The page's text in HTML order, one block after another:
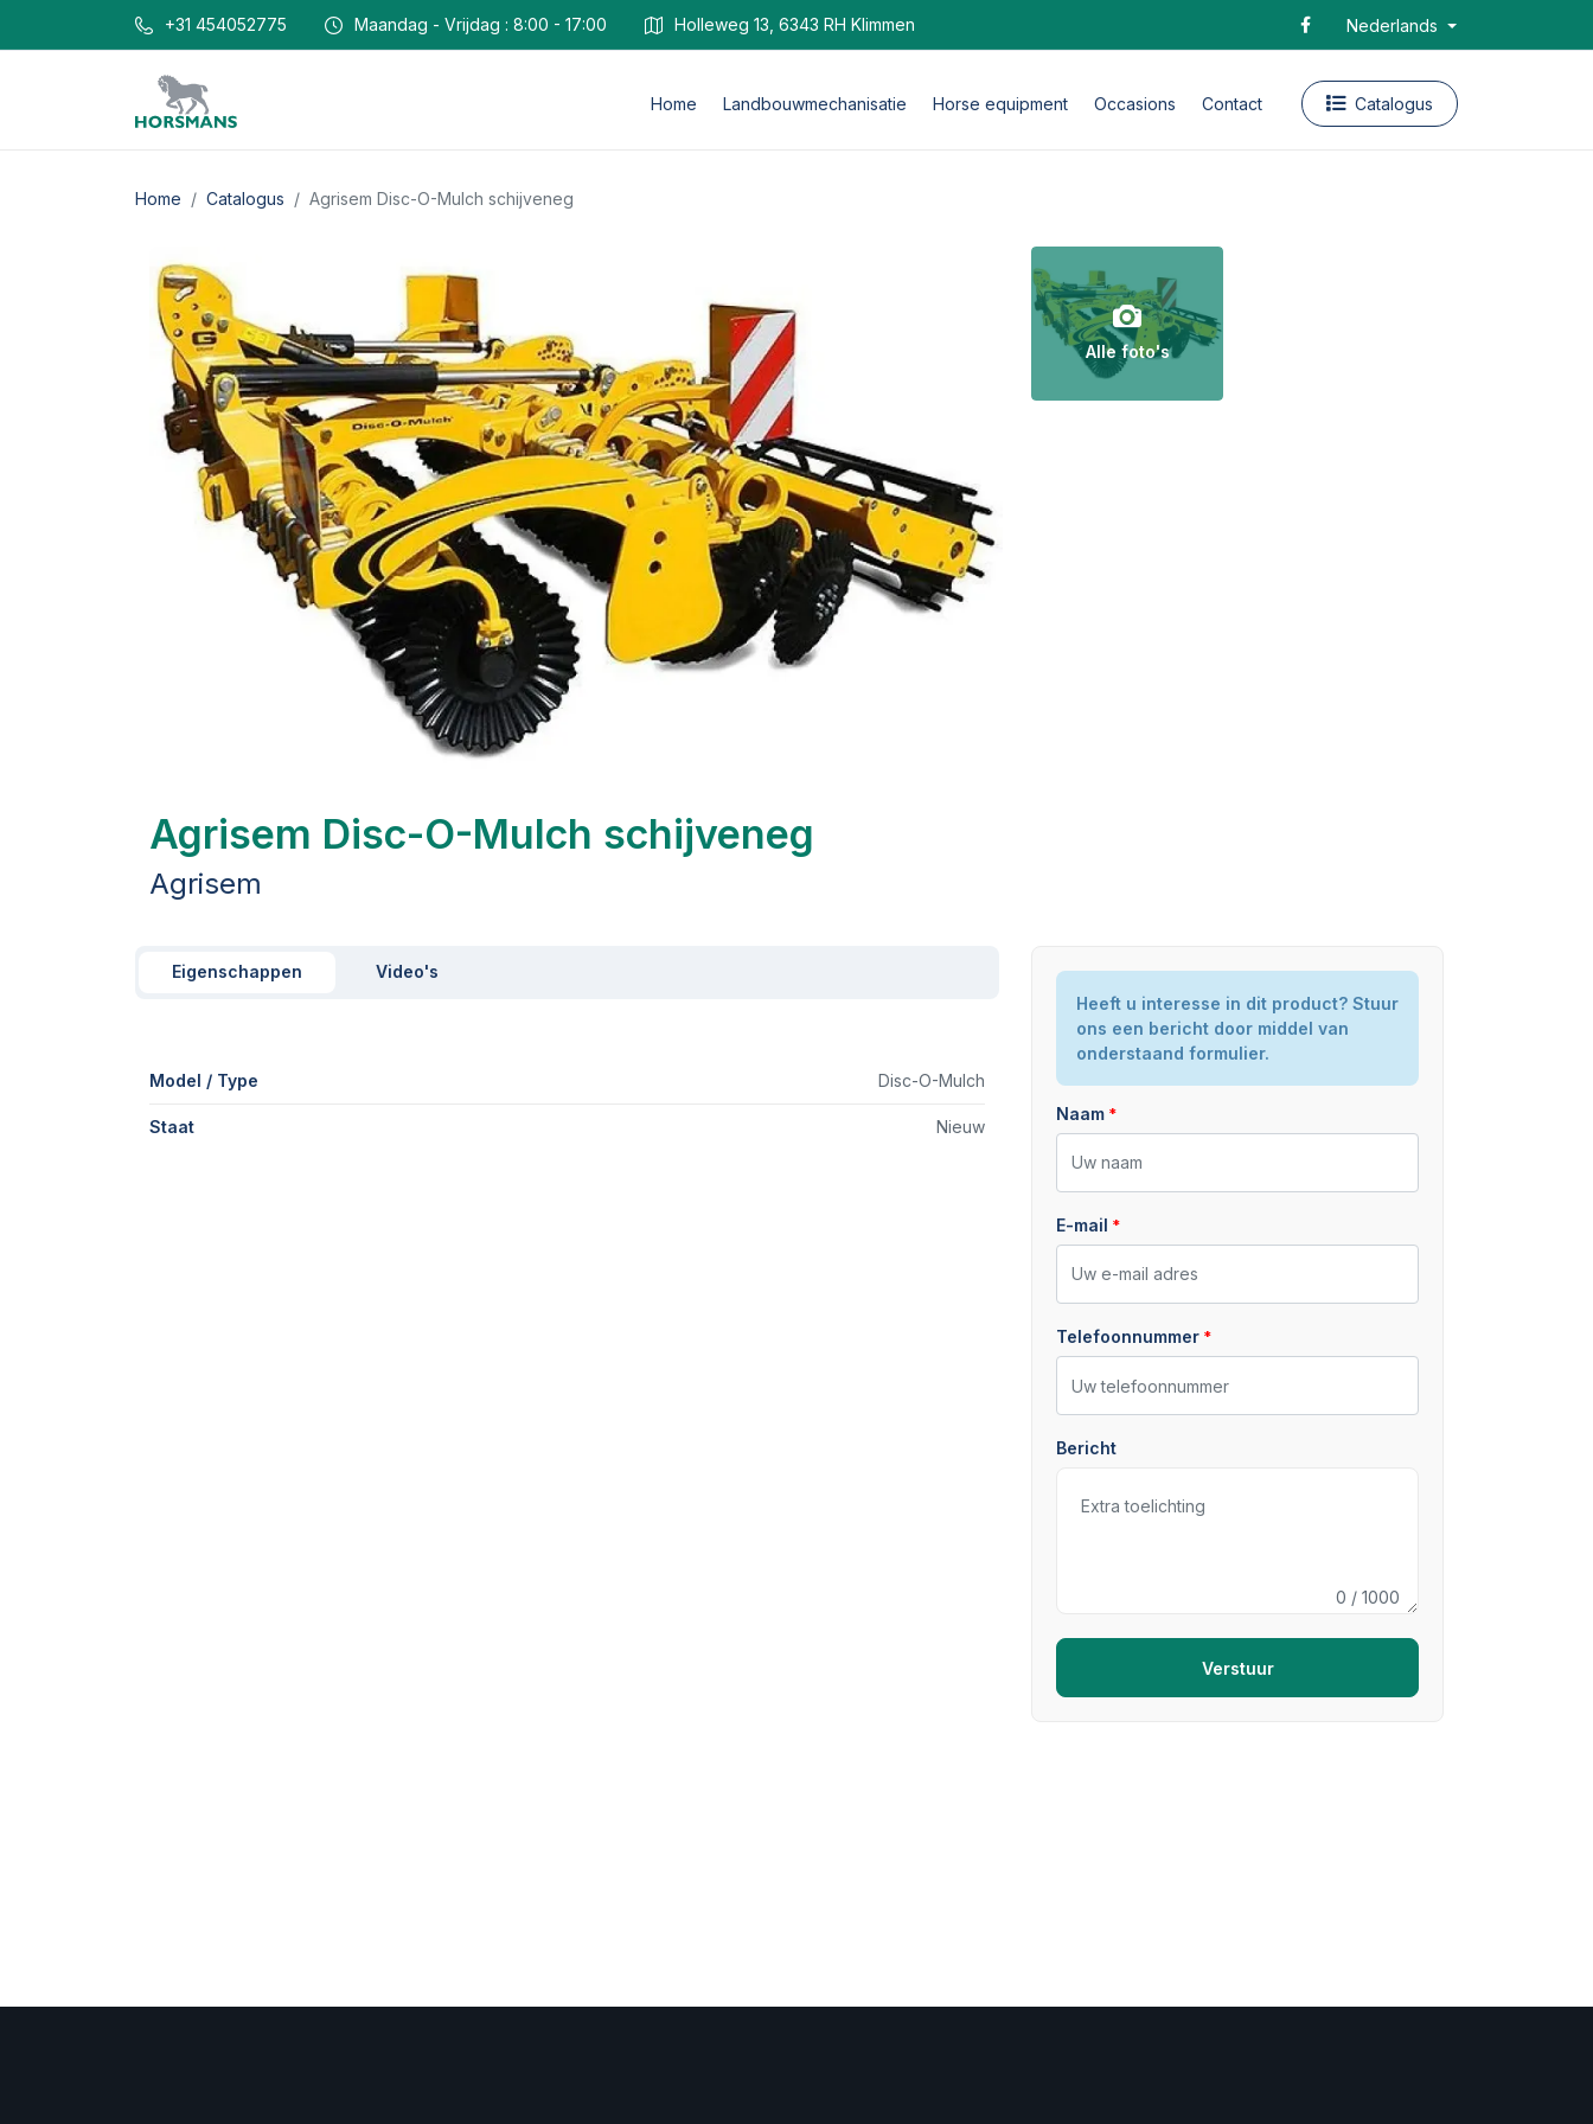
+31 454052775 Maandag - Vrijdag : 8:00 - 17:00 Holleweg 13, 6343 RH Klimmen Nederlands
Home Landbouwmechanisatie Horse equipment Occasions Contact Catalogus
Home Catalogus Agrisem Disc-O-Mulch schijveneg
Alle foto's
Agrisem Disc-O-Mulch schijveneg
Agrisem
Eigenschappen Video's
Model / Type Disc-O-Mulch
Staat Nieuw
Heeft u interesse in dit product? Stuur
ons een bericht door middel van
onderstaand formulier.
Naam
E-mail
Telefoonnummer
Bericht
0 / 1000
Verstuur